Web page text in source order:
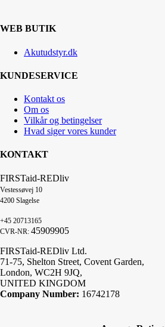
WEB BUTIK
Akutudstyr.dk
KUNDESERVICE
Kontakt os
Om os
Vilkår og betingelser
Hvad siger vores kunder
KONTAKT
FIRSTaid-REDliv
Vestessøvej 10
4200 Slagelse
+45 20713165
CVR-NR: 45909905
FIRSTaid-REDliv Ltd.
71-75, Shelton Street, Covent Garden,
London, WC2H 9JQ,
UNITED KINGDOM
Company Number: 16742178